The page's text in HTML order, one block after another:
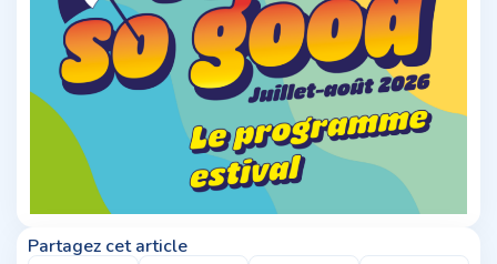
Partagez cet article